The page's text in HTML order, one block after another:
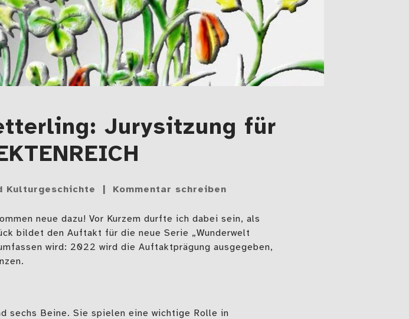
Jurysitzung für
Kulturgeschichte Kommentar schreiben
neue dazu! Vor Kurzem durfte ich dabei sein, als
bildet den Auftakt für die neue Serie „Wunderwelt
wird: 2022 wird die Auftaktprägung ausgegeben,
sechs Beine. Sie spielen eine wichtige Rolle in